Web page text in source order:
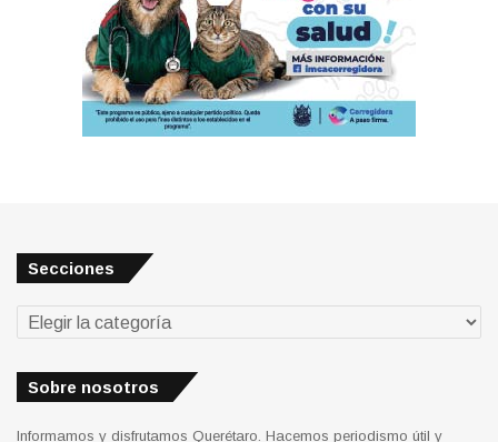
Secciones
Secciones
Sobre nosotros
Informamos y disfrutamos Querétaro. Hacemos periodismo útil y